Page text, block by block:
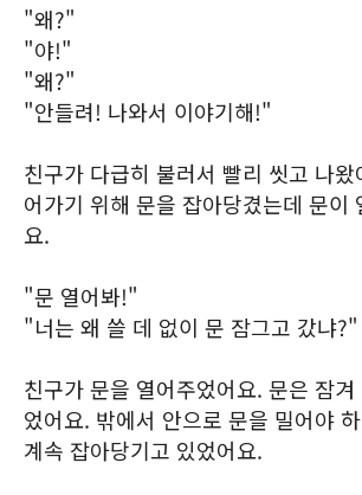
"왜?"
"야!"
"왜?"
"안들려! 나와서 이야기해!"
친구가 다급히 불러서 빨리 씻고 나
어가기 위해 문을 잡아당겼는데 문이
요.
"문 열어봐!"
"너는 왜 쓸 데 없이 문 잠그고 갔냐?"
친구가 문을 열어주었어요. 문은 잠
었어요. 밖에서 안으로 문을 밀어야
계속 잡아당기고 있었어요.